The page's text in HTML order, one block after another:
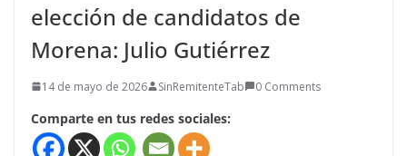
elección de candidatos de
Morena: Julio Gutiérrez
14 de mayo de 2026 SinRemitenteTab 0 Comments
Comparte en tus redes sociales: